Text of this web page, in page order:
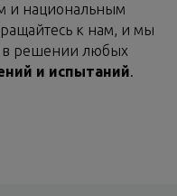
и национальным
к нам, и мы
в решении любых
и испытаний.